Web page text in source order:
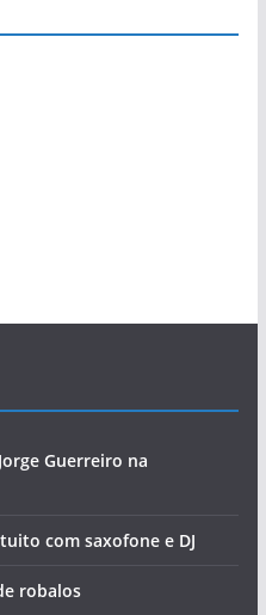
Guerreiro na
com saxofone e DJ
robalos